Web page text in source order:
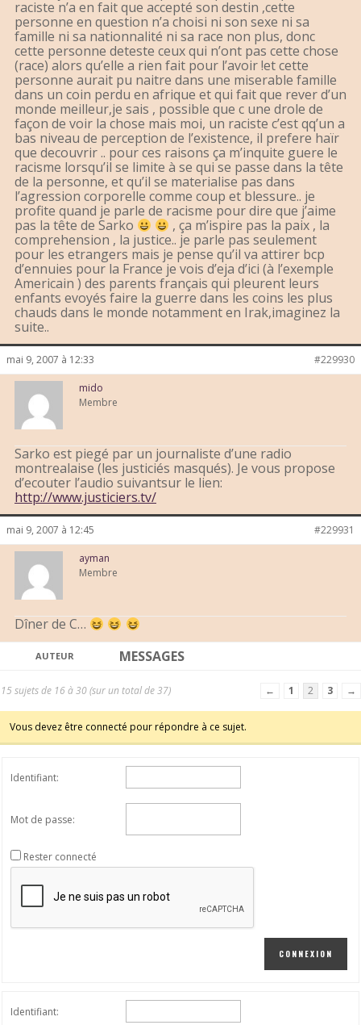
raciste n’a en fait que accepté son destin ,cette
personne en question n’a choisi ni son sexe ni sa
famille ni sa nationnalité ni sa race non plus, donc
cette personne deteste ceux qui n’ont pas cette chose
(race) alors qu’elle a rien fait pour l’avoir !et cette
personne aurait pu naitre dans une miserable famille
dans un coin perdu en afrique et qui fait que rever d’un
monde meilleur,je sais , possible que c une drole de
façon de voir la chose mais moi, un raciste c’est qq’un a
bas niveau de perception de l’existence, il prefere haïr
que decouvrir .. pour ces raisons ça m’inquite guere le
racisme lorsqu’il se limite à se qui se passe dans la tête
de la personne, et qu’il se materialise pas dans
l’agression corporelle comme coup et blessure.. je
profite quand je parle de racisme pour dire que j’aime
pas la tête de Sarko
, ça m’ispire pas la paix , la
comprehension , la justice.. je parle pas seulement
pour les etrangers mais je pense qu’il va attirer bcp
d’ennuies pour la France je vois d’eja d’ici (à l’exemple
Americain ) des parents français qui pleurent leurs
enfants evoyés faire la guerre dans les coins les plus
chauds dans le monde notamment en Irak,imaginez la
suite..
mai 9, 2007 à 12:33 #229930
mido
Membre
Sarko est piegé par un journaliste d’une radio
montrealaise (les justiciés masqués). Je vous propose
d’ecouter l’audio suivantsur le lien:
http://www.justiciers.tv/
mai 9, 2007 à 12:45 #229931
ayman
Membre
Dîner de C…
AUTEUR MESSAGES
15 sujets de 16 à 30 (sur un total de 37) ← 1 2 3 →
Vous devez être connecté pour répondre à ce sujet.
Identifiant:
Mot de passe:
Rester connecté
CONNEXION
Identifiant: